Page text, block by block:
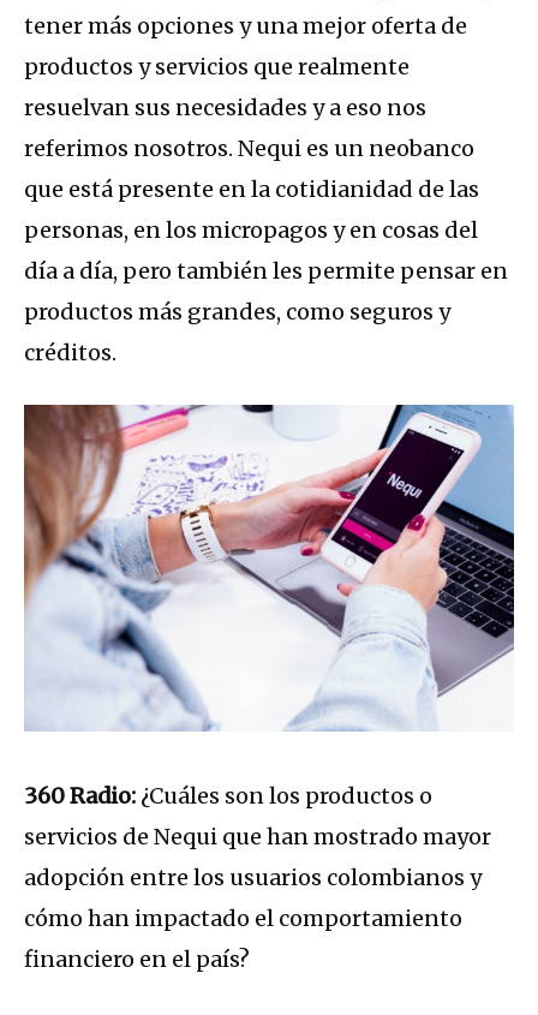
tener más opciones y una mejor oferta de
productos y servicios que realmente
resuelvan sus necesidades y a eso nos
referimos nosotros. Nequi es un neobanco
que está presente en la cotidianidad de las
personas, en los micropagos y en cosas del
día a día, pero también les permite pensar en
productos más grandes, como seguros y
créditos.
360 Radio: ¿Cuáles son los productos o
servicios de Nequi que han mostrado mayor
adopción entre los usuarios colombianos y
cómo han impactado el comportamiento
financiero en el país?